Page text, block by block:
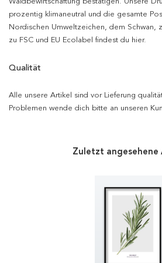
prozentig klimaneutral und die gesamte
Nordischen Umweltzeichen, dem Schwan,
zu FSC und EU Ecolabel findest du hier.
Qualität
Alle unsere Artikel sind vor Lieferung
Problemen wende dich bitte an unseren
Zuletzt angesehene